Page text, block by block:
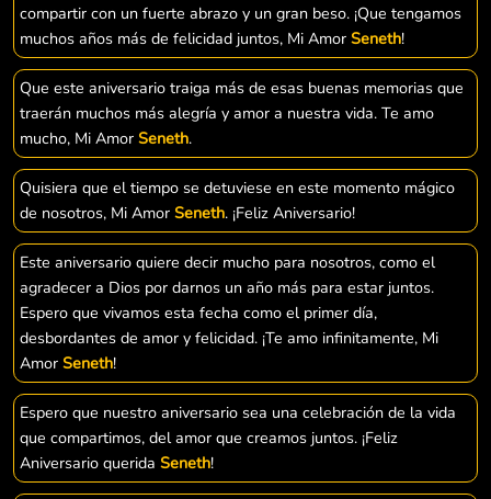
compartir con un fuerte abrazo y un gran beso. ¡Que tengamos
muchos años más de felicidad juntos, Mi Amor Seneth!
Que este aniversario traiga más de esas buenas memorias que
traerán muchos más alegría y amor a nuestra vida. Te amo
mucho, Mi Amor Seneth.
Quisiera que el tiempo se detuviese en este momento mágico
de nosotros, Mi Amor Seneth. ¡Feliz Aniversario!
Este aniversario quiere decir mucho para nosotros, como el
agradecer a Dios por darnos un año más para estar juntos.
Espero que vivamos esta fecha como el primer día,
desbordantes de amor y felicidad. ¡Te amo infinitamente, Mi
Amor Seneth!
Espero que nuestro aniversario sea una celebración de la vida
que compartimos, del amor que creamos juntos. ¡Feliz
Aniversario querida Seneth!